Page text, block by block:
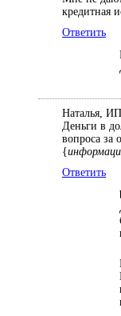
кредитная
Ответить
Наталья, ИП
Деньги в
вопроса за
{
Ответить